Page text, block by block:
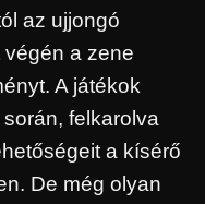
az ujjongó
a zene
A játékok
felkarolva
a kísérő
De még olyan